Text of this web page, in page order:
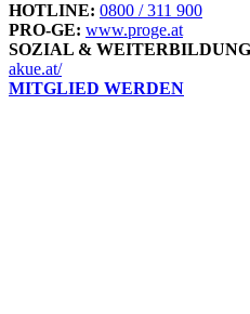
HOTLINE: 0800 / 311 900
PRO-GE: www.proge.at
SOZIAL &
akue.at/
MITGLIED WERDEN